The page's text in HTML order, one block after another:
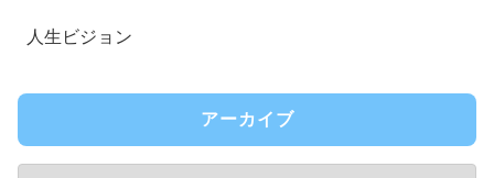
人生ビジョン
アーカイブ